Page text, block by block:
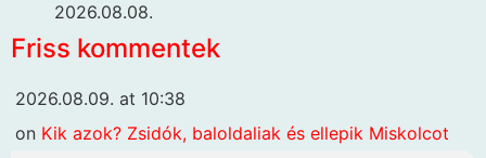
2026.08.08.
Friss kommentek
2026.08.09. at 10:38
on Kik azok? Zsidók, baloldaliak és ellepik Miskolcot